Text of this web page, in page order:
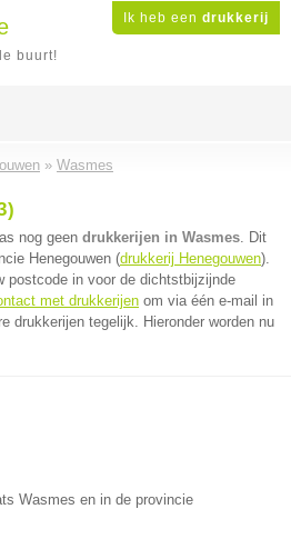
Ik heb een drukkerij
buurt!
» Wasmes
nog geen drukkerijen in Wasmes. Dit
Henegouwen (drukkerij Henegouwen).
postcode in voor de dichtstbijzijnde
met drukkerijen om via één e-mail in
drukkerijen tegelijk. Hieronder worden nu
Wasmes en in de provincie